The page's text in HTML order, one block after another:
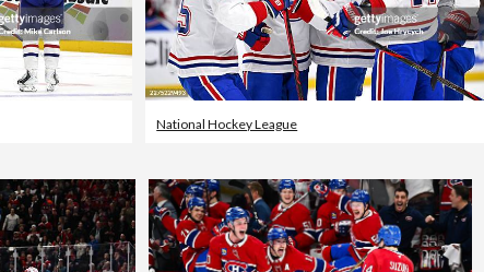
National Hockey League